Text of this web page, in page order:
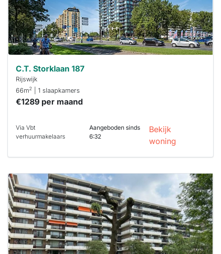
minuten
reageren.
Stekkies helpt
je hierbij!
C.T. Storklaan 187
Rijswijk
66m2 | 1 slaapkamers
€1289 per maand
Via Vbt
verhuurmakelaars
Aangeboden sinds
6:32
Bekijk
woning
Deze woning
is
waarschijnlijk
al verhuurd
Om kans te
maken moet je
binnen 15
minuten
reageren.
Stekkies helpt